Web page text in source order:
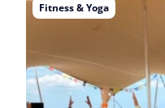
Fitness & Yoga